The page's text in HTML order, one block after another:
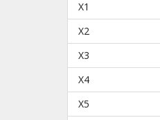
X1
X2
X3
X4
X5